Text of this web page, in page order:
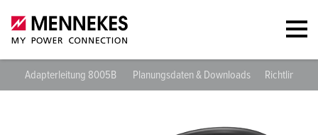
Adapterleitung 8005B Planungsdaten & Downloads Richtlinien